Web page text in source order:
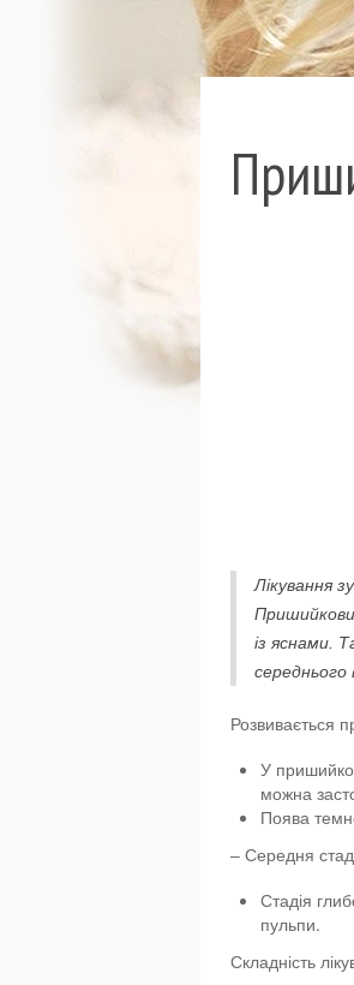
Лікування
із яснами.
середнього
Розвивається
У
можна
Поява
– Середня
Стадія
пульпи.
Складність